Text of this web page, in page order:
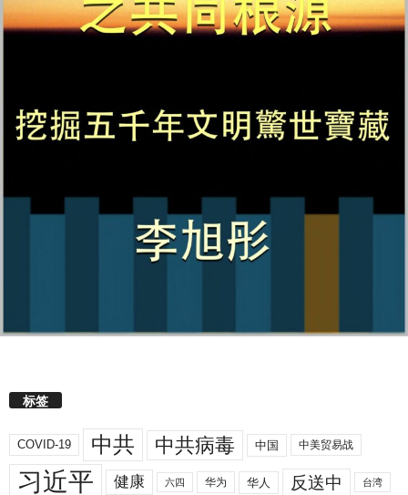
标签
COVID-19 中共 中共病毒 中国 中美贸易战
习近平 健康 六四 华为 华人 反送中 台湾